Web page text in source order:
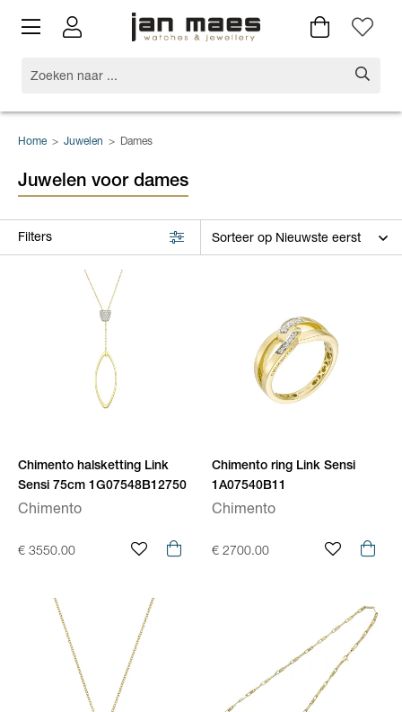
Home > Juwelen > Dames
Juwelen voor dames
Filters
Chimento halsketting Link
Sensi 75cm 1G07548B12750
Chimento
€ 3550.00
Chimento ring Link Sensi
1A07540B11
Chimento
€ 2700.00